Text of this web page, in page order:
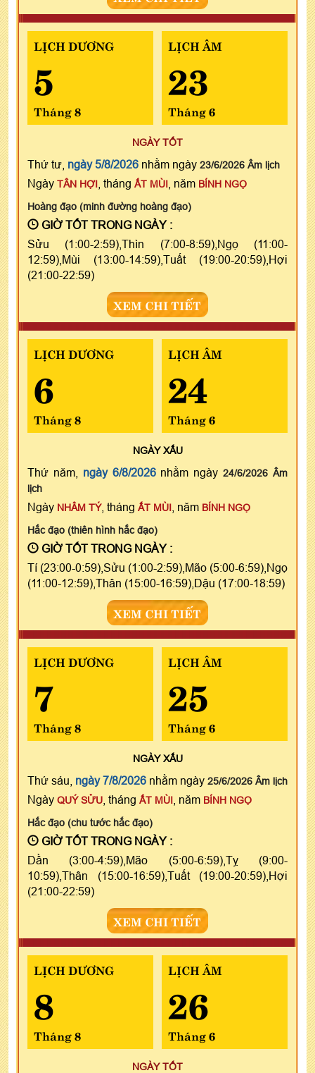
LỊCH DƯƠNG
5
Tháng 8
LỊCH ÂM
23
Tháng 6
NGÀY TỐT
Thứ tư, ngày 5/8/2026 nhằm ngày 23/6/2026 Âm lịch
Ngày TÂN HỢI , tháng ẤT MÙI , năm BÍNH NGỌ
Hoàng đạo (minh đường hoàng đạo)
GIỜ TỐT TRONG NGÀY :
Sửu (1:00-2:59),Thìn (7:00-8:59),Ngọ (11:00-
12:59),Mùi (13:00-14:59),Tuất (19:00-20:59),Hợi
(21:00-22:59)
XEM CHI TIẾT
LỊCH DƯƠNG
6
Tháng 8
LỊCH ÂM
24
Tháng 6
NGÀYXẤU
Thứ năm, ngày 6/8/2026nhằm ngày24/6/2026 Âm
lịch
Ngày NHÂM TÝ, tháng ẤT MÙI , năm BÍNH NGỌ
Hắc đạo (thiên hình hắc đạo)
GIỜ TỐT TRONG NGÀY :
Tí (23:00-0:59),Sửu (1:00-2:59),Mão (5:00-6:59),Ngọ
(11:00-12:59),Thân (15:00-16:59),Dậu (17:00-18:59)
XEM CHI TIẾT
LỊCH DƯƠNG
7
Tháng 8
LỊCH ÂM
25
Tháng 6
NGÀYXẤU
Thứ sáu, ngày 7/8/2026 nhằm ngày 25/6/2026 Âm lịch
Ngày QUÝ SỬU , tháng ẤT MÙI , năm BÍNH NGỌ
Hắc đạo (chu tước hắc đạo)
GIỜ TỐT TRONG NGÀY :
Dần (3:00-4:59),Mão (5:00-6:59),Tỵ (9:00-
10:59),Thân (15:00-16:59),Tuất (19:00-20:59),Hợi
(21:00-22:59)
XEM CHI TIẾT
LỊCH DƯƠNG
8
Tháng 8
LỊCH ÂM
26
Tháng 6
NGÀY TỐT